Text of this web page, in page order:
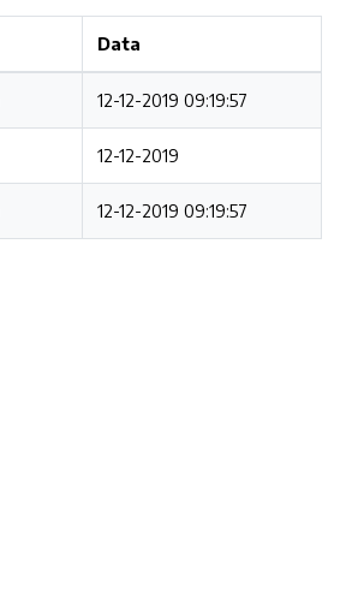
Data
12-12-2019 09:19:57
12-12-2019
12-12-2019 09:19:57